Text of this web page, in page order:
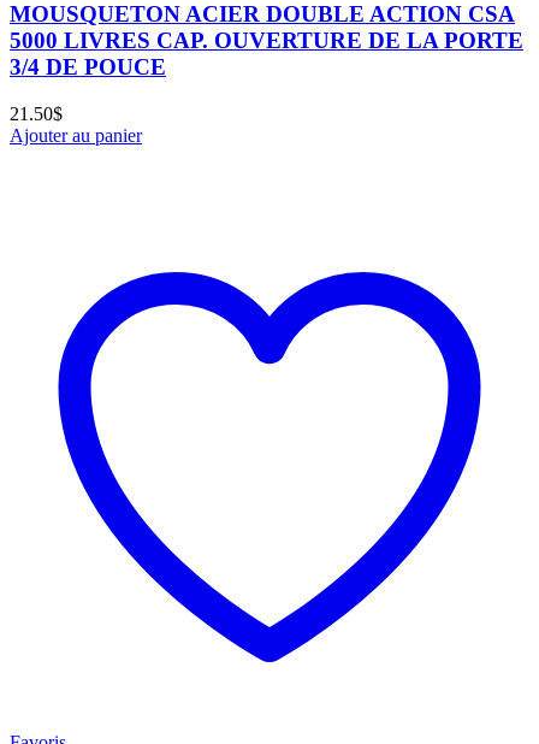
MOUSQUETON ACIER DOUBLE ACTION CSA
5000 LIVRES CAP. OUVERTURE DE LA PORTE
3/4 DE POUCE
21.50$
Ajouter au panier